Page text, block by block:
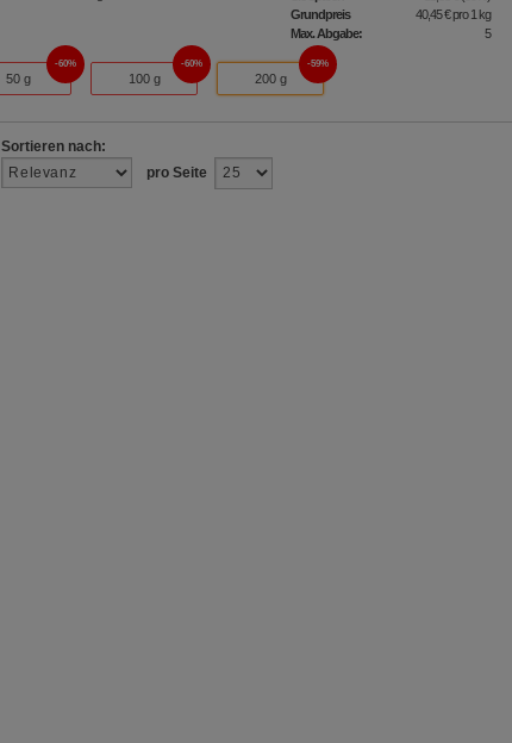
Grundpreis
40,45 €pro 1 kg
Max. Abgabe:
5
50 g
60%
100 g
60%
200 g
59%
Sortieren nach:
pro Seite